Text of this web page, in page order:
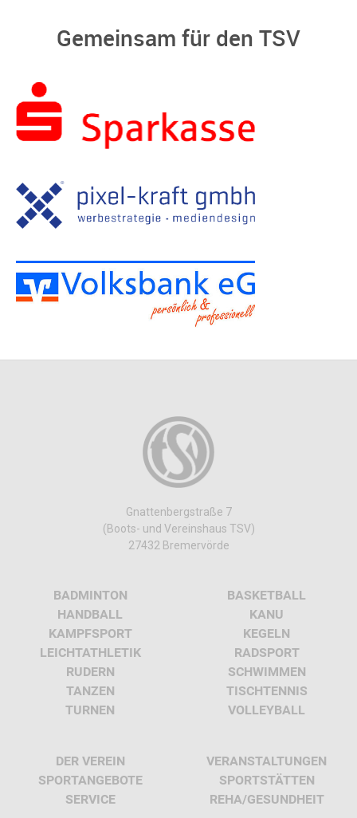
Gemeinsam für den TSV
Gnattenbergstraße 7
(Boots- und Vereinshaus TSV)
27432 Bremervörde
BADMINTON
BASKETBALL
HANDBALL
KANU
KAMPFSPORT
KEGELN
LEICHTATHLETIK
RADSPORT
RUDERN
SCHWIMMEN
TANZEN
TISCHTENNIS
TURNEN
VOLLEYBALL
DER VEREIN
VERANSTALTUNGEN
SPORTANGEBOTE
SPORTSTÄTTEN
SERVICE
REHA/GESUNDHEIT